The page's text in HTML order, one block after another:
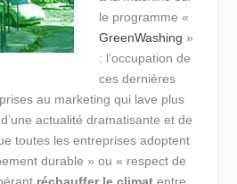
le programme «
GreenWashing »
: l’occupation de
ces dernières
au marketing qui lave plus
actualité dramatisante et de
toutes les entreprises adoptent
durable » ou « respect de
réchauffer le climat entre